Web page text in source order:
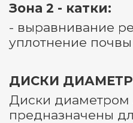
Зона 2 - катки:
- выравнивание
уплотнение почвы
ДИСКИ
Диски
предназначены